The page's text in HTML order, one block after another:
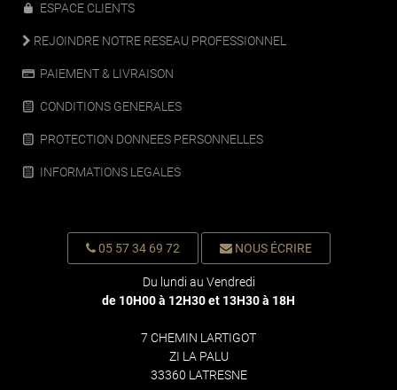
ESPACE CLIENTS
REJOINDRE NOTRE RESEAU PROFESSIONNEL
PAIEMENT & LIVRAISON
CONDITIONS GENERALES
PROTECTION DONNEES PERSONNELLES
INFORMATIONS LEGALES
05 57 34 69 72 NOUS ÉCRIRE
Du lundi au Vendredi
de 10H00 à 12H30 et 13H30 à 18H
7 CHEMIN LARTIGOT
ZI LA PALU
33360 LATRESNE